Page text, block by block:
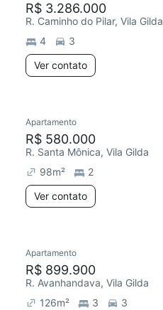
R$ 3.286.000
R. Caminho do Pilar, Vila Gilda
4
3
Ver contato
Apartamento
R$ 580.000
R. Santa Mônica, Vila Gilda
98m²
2
Ver contato
Apartamento
R$ 899.900
R. Avanhandava, Vila Gilda
126m² 3
3